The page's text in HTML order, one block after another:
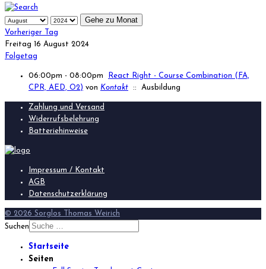
Gehe zu Monat
Vorheriger Tag
Freitag 16 August 2024
Folgetag
06:00pm - 08:00pm
React Right - Course Combination (FA,
CPR, AED, O2) von Kontakt :: Ausbildung
Zahlung und Versand
Widerrufsbelehrung
Batteriehinweise
Impressum / Kontakt
AGB
Datenschutzerklärung
© 2026 Sorglos Thomas Weirich
Suchen
Startseite
Seiten